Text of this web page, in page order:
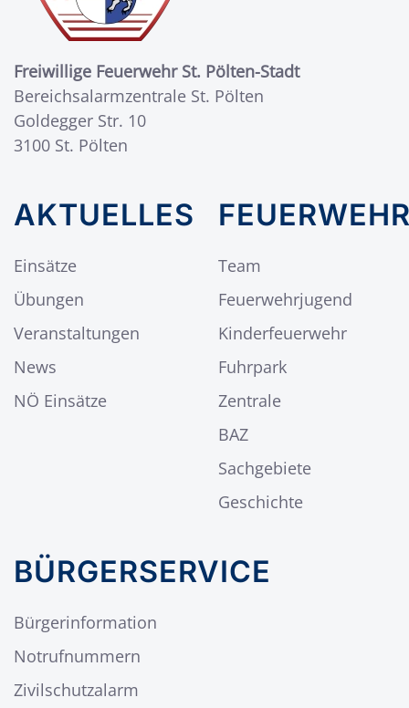
Freiwillige Feuerwehr St. Pölten-Stadt
Bereichsalarmzentrale St. Pölten
Goldegger Str. 10
3100 St. Pölten
AKTUELLES
Einsätze
Übungen
Veranstaltungen
News
NÖ Einsätze
Team
Feuerwehrjugend
Kinderfeuerwehr
Fuhrpark
Zentrale
BAZ
Sachgebiete
Geschichte
BÜRGERSERVICE
Bürgerinformation
Notrufnummern
Zivilschutzalarm